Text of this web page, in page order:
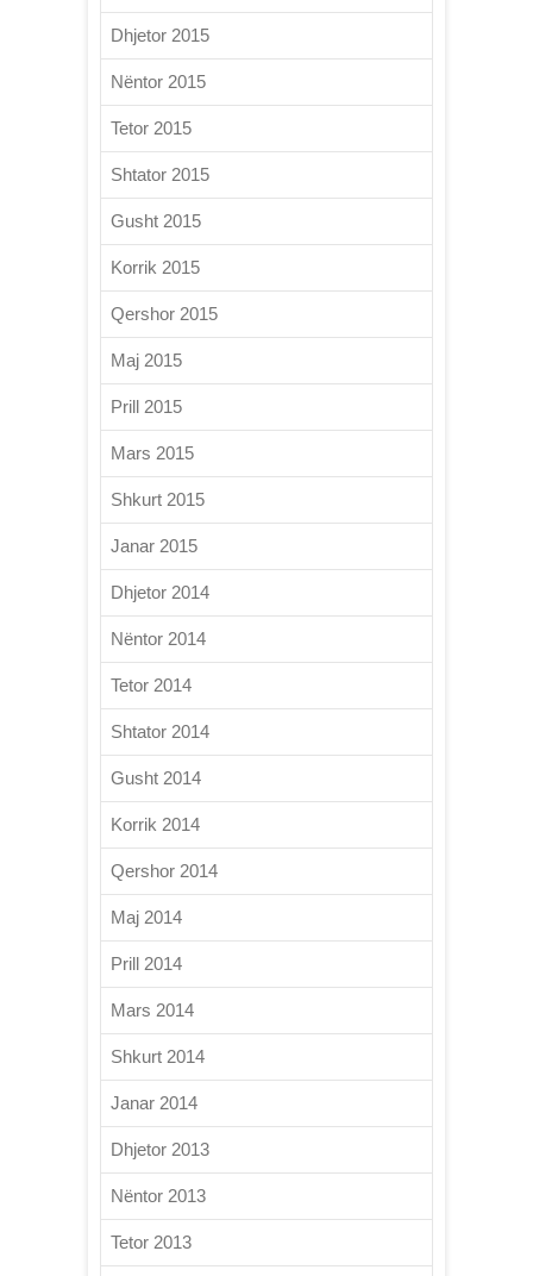
Dhjetor 2015
Nëntor 2015
Tetor 2015
Shtator 2015
Gusht 2015
Korrik 2015
Qershor 2015
Maj 2015
Prill 2015
Mars 2015
Shkurt 2015
Janar 2015
Dhjetor 2014
Nëntor 2014
Tetor 2014
Shtator 2014
Gusht 2014
Korrik 2014
Qershor 2014
Maj 2014
Prill 2014
Mars 2014
Shkurt 2014
Janar 2014
Dhjetor 2013
Nëntor 2013
Tetor 2013